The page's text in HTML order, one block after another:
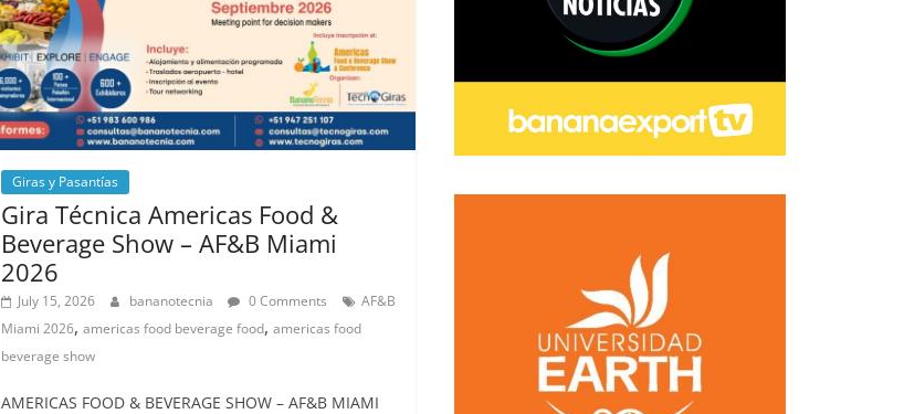
Giras y Pasantías
Gira Técnica Americas Food &
Beverage Show – AF&B Miami
2026
July 15, 2026 bananotecnia 0 Comments
AF&B
Miami 2026,americas food beverage food,americas food
beverage show
AMERICAS FOOD & BEVERAGE SHOW – AF&B MIAMI